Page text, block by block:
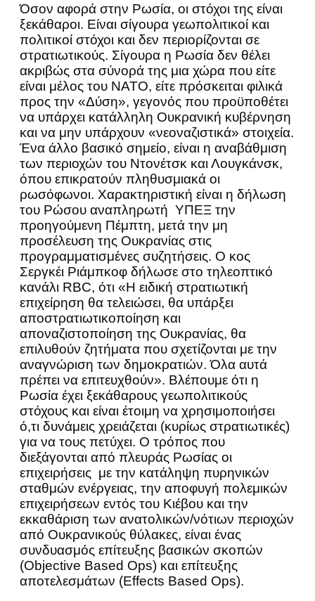
Όσον αφορά στην Ρωσία, οι στόχοι της είναι
ξεκάθαροι. Είναι σίγουρα γεωπολιτικοί και
πολιτικοί στόχοι και δεν περιορίζονται σε
στρατιωτικούς. Σίγουρα η Ρωσία δεν θέλει
ακριβώς στα σύνορά της μια χώρα που είτε
είναι μέλος του ΝΑΤΟ, είτε πρόσκειται φιλικά
προς την «Δύση», γεγονός που προϋποθέτει
να υπάρχει κατάλληλη Ουκρανική κυβέρνηση
και να μην υπάρχουν «νεοναζιστικά» στοιχεία.
Ένα άλλο βασικό σημείο, είναι η αναβάθμιση
των περιοχών του Ντονέτσκ και Λουγκάνσκ,
όπου επικρατούν πληθυσμιακά οι
ρωσόφωνοι. Χαρακτηριστική είναι η δήλωση
του Ρώσου αναπληρωτή ΥΠΕΞ την
προηγούμενη Πέμπτη, μετά την μη
προσέλευση της Ουκρανίας στις
προγραμματισμένες συζητήσεις. Ο κος
Σεργκέι Ριάμπκοφ δήλωσε στο τηλεοπτικό
κανάλι RBC, ότι «Η ειδική στρατιωτική
επιχείρηση θα τελειώσει, θα υπάρξει
αποστρατιωτικοποίηση και
αποναζιστοποίηση της Ουκρανίας, θα
επιλυθούν ζητήματα που σχετίζονται με την
αναγνώριση των δημοκρατιών. Όλα αυτά
πρέπει να επιτευχθούν». Βλέπουμε ότι η
Ρωσία έχει ξεκάθαρους γεωπολιτικούς
στόχους και είναι έτοιμη να χρησιμοποιήσει
ό,τι δυνάμεις χρειάζεται (κυρίως στρατιωτικές)
για να τους πετύχει. Ο τρόπος που
διεξάγονται από πλευράς Ρωσίας οι
επιχειρήσεις με την κατάληψη πυρηνικών
σταθμών ενέργειας, την αποφυγή πολεμικών
επιχειρήσεων εντός του Κιέβου και την
εκκαθάριση των ανατολικών/νότιων περιοχών
από Ουκρανικούς θύλακες, είναι ένας
συνδυασμός επίτευξης βασικών σκοπών
(Objective Based Ops) και επίτευξης
αποτελεσμάτων (Effects Based Ops).